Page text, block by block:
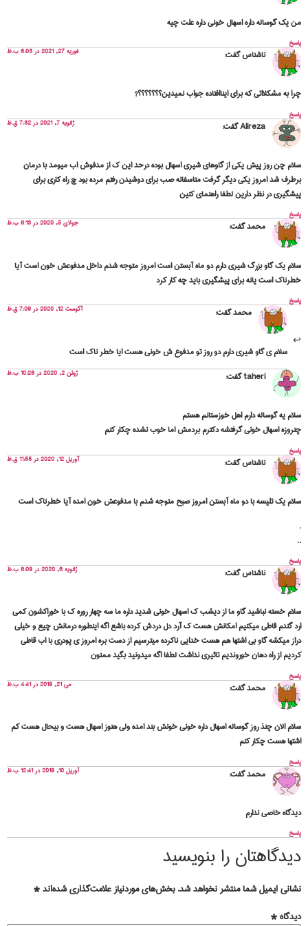
من یک گوساله داره اسهال خونی داره علت چیه
پاسخ
ناشناسگفت: فوریه 27, 2021 در 6:03 ب.ظ
چرا به مشکلااتی که برای ایناافتاده جواب نمیدین؟؟؟؟؟؟؟?
پاسخ
Alirezaگفت: ژانویه 7, 2021 در 7:32 ق.ظ
سلام چن روز پیش یکی از گاوهای شیری اسهال بوده درحد این ک از مدفوش اب میومد با درمان
برطرف شد امروز یکی دیگر گرفت متاسفانه صب برای دوشیدن رفتم مرده بود چ راه کاری برای
پیشگیری در نظر دارین لطفا راهنمای کنین
پاسخ
محمدگفت: جولای 5, 2020 در 6:13 ب.ظ
سلام یک گاو بزرگ شیری دارم دو ماه آبستن است امروز متوجه شدم داخل مدفوعش خون است آیا
خطرناک است یانه برای پیشگیری باید چه کار کرد
پاسخ
محمدگفت: آگوست 12, 2020 در 7:09 ق.ظ
سلام ی گاو شیری دارم دو روز تو مدفوع ش خونی هست ایا خطر ناک است
taheriگفت: ژوئن 2, 2020 در 10:26 ب.ظ
سلام یه گوساله دارم اهل خوزستانم هستم
چنروزه اسهال خونی گرفتشه دکترم بردمش اما خوب نشده چکار کنم
پاسخ
ناشناسگفت: آوریل 12, 2020 در 11:55 ق.ظ
سلام یک تلیسه با دو ماه آبستن امروز صبح متوجه شدم با مدفوعش خون امده آیا خطرناک است
.
..
پاسخ
ناشناسگفت: ژانویه 6, 2020 در 6:09 ب.ظ
سلام خسته نباشید گاو ما از دیشب ک اسهال خونی شدید داره ما سه چهار روره ک با خوراکشون کمی
ارد گندم قاطی میکنیم امکانش هست ک آرد دل دردش کرده باشع اگه اینطوره درمانش چیع و خیلی
دراز میکشه گاو بی اشتها هم هست خدایی ناکرده میترسیم از دست بره امروز ی پودری با اب قاطی
کردیم از راه دهان خوروندیم تاثیری نداشت لطفا اگه میدونید بگید ممنون
پاسخ
محمدگفت: می 21, 2019 در 4:41 ب.ظ
سلام الان چنذ روز گوساله اسهال داره خونی خونش بند امده ولی هنوز اسهال هست و بیحال هست کم
اشتها هست چکار کنم
پاسخ
محمدگفت: آوریل 10, 2019 در 12:41 ب.ظ
دیدگاه خاصی ندارم
پاسخ
دیدگاهتان را بنویسید
نشانی ایمیل شما منتشر نخواهد شد. بخش‌های موردنیاز علامت‌گذاری شده‌اند*
دیدگاه*